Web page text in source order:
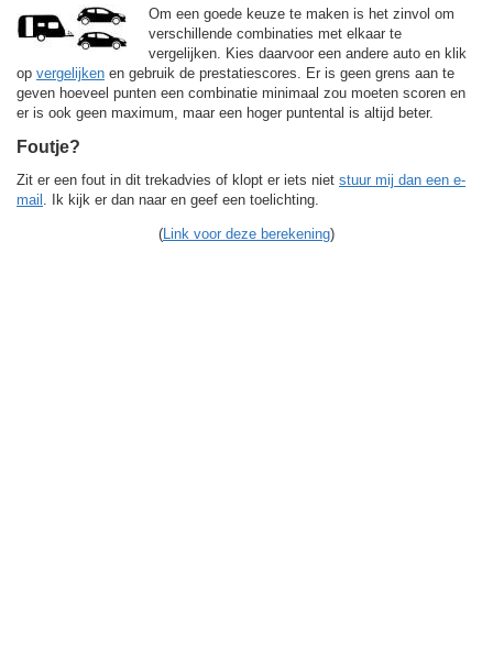
Om een goede keuze te maken is het zinvol om
verschillende combinaties met elkaar te
vergelijken. Kies daarvoor een andere auto en klik
op vergelijken en gebruik de prestatiescores. Er is geen grens aan te
geven hoeveel punten een combinatie minimaal zou moeten scoren en
er is ook geen maximum, maar een hoger puntental is altijd beter.
Foutje?
Zit er een fout in dit trekadvies of klopt er iets niet stuur mij dan een e-
mail
. Ik kijk er dan naar en geef een toelichting.
( Link voor deze berekening)